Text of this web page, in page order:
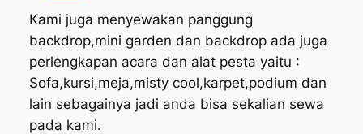
Kami juga menyewakan panggung
backdrop,mini garden dan backdrop ada juga
perlengkapan acara dan alat pesta yaitu :
Sofa,kursi,meja,misty cool,karpet,podium dan
lain sebagainya jadi anda bisa sekalian sewa
pada kami.